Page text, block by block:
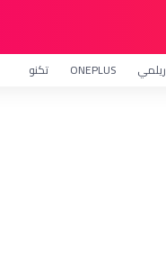
ريلمي ONEPLUS تكنو